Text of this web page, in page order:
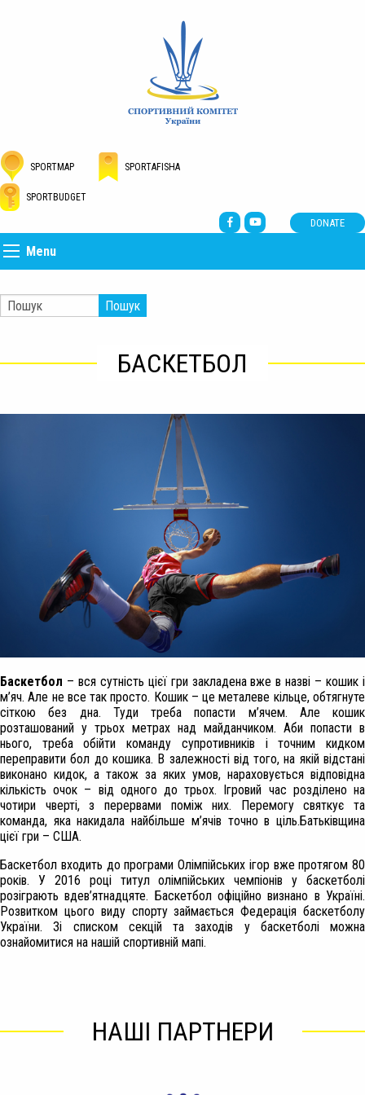
SPORTMAP SPORTAFISHA
SPORTBUDGET
DONATE
Menu
Пошук
БАСКЕТБОЛ
Баскетбол – вся сутність цієї гри закладена вже в назві – кошик і
м’яч. Але не все так просто. Кошик – це металеве кільце, обтягнуте
сіткою без дна. Туди треба попасти м’ячем. Але кошик
розташований у трьох метрах над майданчиком. Аби попасти в
нього, треба обійти команду супротивників і точним кидком
переправити бол до кошика. В залежності від того, на якій відстані
виконано кидок, а також за яких умов, нараховується відповідна
кількість очок – від одного до трьох. Ігровий час розділено на
чотири чверті, з перервами поміж них. Перемогу святкує та
команда, яка накидала найбільше м’ячів точно в ціль.Батьківщина
цієї гри – США.
Баскетбол входить до програми Олімпійських ігор вже протягом 80
років. У 2016 році титул олімпійських чемпіонів у баскетболі
розіграють вдев’ятнадцяте. Баскетбол офіційно визнано в Україні.
Розвитком цього виду спорту займається Федерація баскетболу
України. Зі списком секцій та заходів у баскетболі можна
ознайомитися на нашій спортивній мапі.
НАШІ ПАРТНЕРИ